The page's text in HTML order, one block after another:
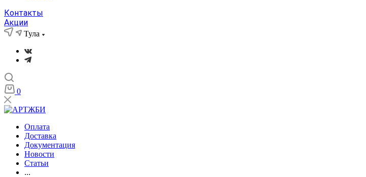
Контакты
Акции
Тула
0
Оплата
Доставка
Документация
Новости
Статьи
...